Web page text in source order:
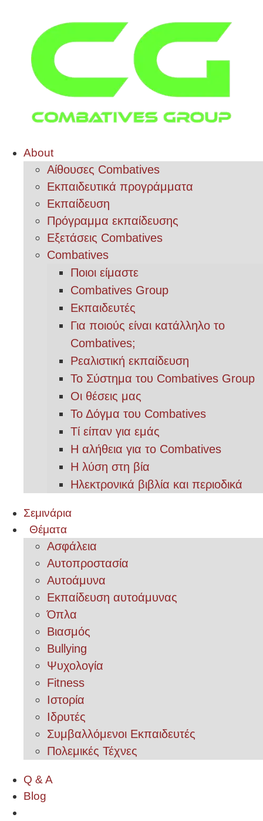
About
Αίθουσες Combatives
Εκπαιδευτικά προγράμματα
Εκπαίδευση
Πρόγραμμα εκπαίδευσης
Εξετάσεις Combatives
Combatives
Ποιοι είμαστε
Combatives Group
Εκπαιδευτές
Για ποιούς είναι κατάλληλο το
Combatives;
Ρεαλιστική εκπαίδευση
Το Σύστημα του Combatives Group
Οι θέσεις μας
Το Δόγμα του Combatives
Τί είπαν για εμάς
Η αλήθεια για το Combatives
Η λύση στη βία
Ηλεκτρονικά βιβλία και περιοδικά
Σεμινάρια
Θέματα
Ασφάλεια
Αυτοπροστασία
Αυτοάμυνα
Εκπαίδευση αυτοάμυνας
Όπλα
Βιασμός
Bullying
Ψυχολογία
Fitness
Ιστορία
Ιδρυτές
Συμβαλλόμενοι Εκπαιδευτές
Πολεμικές Τέχνες
Q & A
Blog